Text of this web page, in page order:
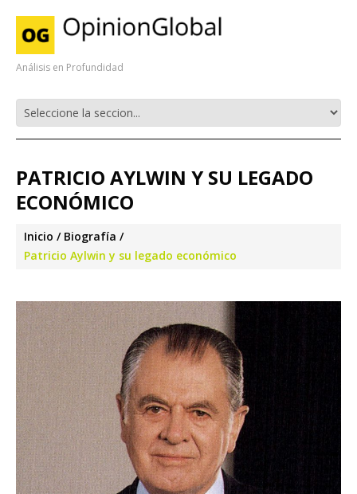
Análisis en Profundidad
PATRICIO AYLWIN Y SU LEGADO
ECONÓMICO
Inicio
Biografía
Patricio Aylwin y su legado económico